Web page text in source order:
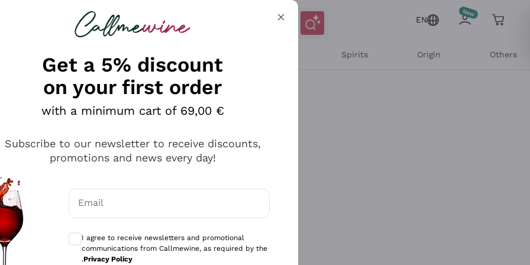
looking for
EN
Spirits Origin Others
Get a 5% discount
on your first order
with a minimum cart of 69,00 €
Subscribe to our newsletter to receive discounts,
promotions and news every day!
Email
I agree to receive newsletters and promotional
communications from Callmewine, as required by the
.Privacy Policy